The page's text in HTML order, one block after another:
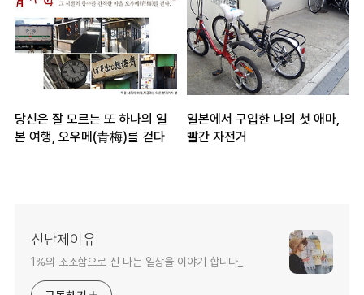
당신은 잘 모르는 또 하나의 일
본 여행, 오우메(青梅)를 걷다
일본에서 구입한 나의 첫 애마,
빨간 자전거
신난제이유
1%의 소소함으로 신 나는 일상을 이야기 합니다_